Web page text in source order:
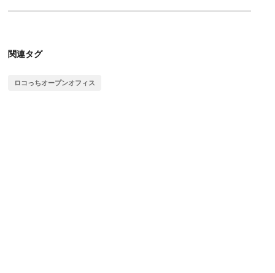
関連タグ
ロコっちオープンオフィス